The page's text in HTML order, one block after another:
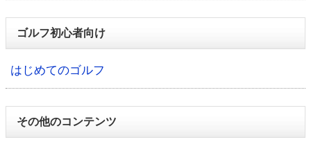
ゴルフ初心者向け
はじめてのゴルフ
その他のコンテンツ